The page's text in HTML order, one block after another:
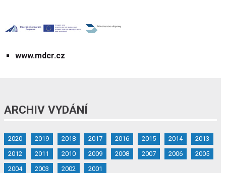
www.mdcr.cz
ARCHIV VYDÁNÍ
2020 2019 2018 2017 2016 2015 2014
2013
2012
2011 2010 2009 2008 2007 2006
2005
2004
2003 2002 2001